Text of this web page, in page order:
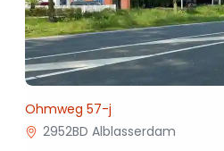
Ohmweg 57-j
2952BD Alblasserdam